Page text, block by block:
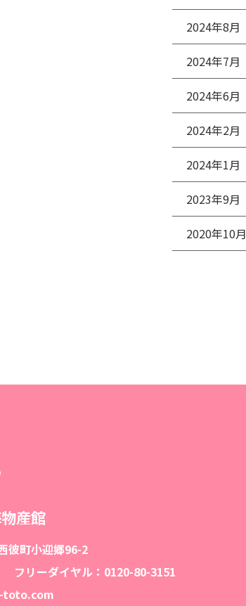
2024年8月
2024年7月
2024年6月
2024年2月
2024年1月
2023年9月
2020年10月
産館
彼町小迎郷96-2
フリーダイヤル：0120-80-3151
toto.com